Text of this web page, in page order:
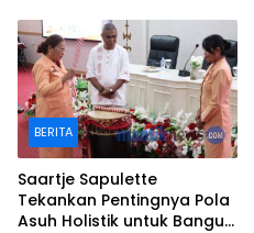
BERITA
Saartje Sapulette
Tekankan Pentingnya Pola
Asuh Holistik untuk Bangun